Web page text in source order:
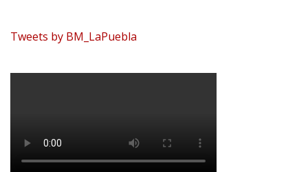
Tweets by BM_LaPuebla